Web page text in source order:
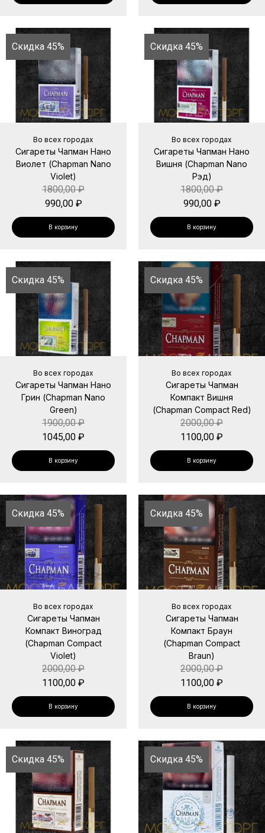
Скидка 45%
Во всех городах
Сигареты Чапман Нано
Виолет (Chapman Nano
Violet)
1800,00₽
990,00 ₽
В корзину
Скидка 45%
Во всех городах
Сигареты Чапман Нано
Вишня (Chapman Nano
Рэд)
1800,00₽
990,00 ₽
В корзину
Скидка 45%
Во всех городах
Сигареты Чапман Нано
Грин (Chapman Nano
Green)
1900,00₽
1045,00 ₽
В корзину
Скидка 45%
Во всех городах
Сигареты Чапман
Компакт Вишня
(Chapman Compact Red)
2000,00₽
1100,00 ₽
В корзину
Скидка 45%
Во всех городах
Сигареты Чапман
Компакт Виноград
(Chapman Compact
Violet)
2000,00₽
1100,00 ₽
В корзину
Скидка 45%
Во всех городах
Сигареты Чапман
Компакт Браун
(Chapman Compact
Braun)
2000,00₽
1100,00 ₽
В корзину
Скидка 45% Скидка 45%